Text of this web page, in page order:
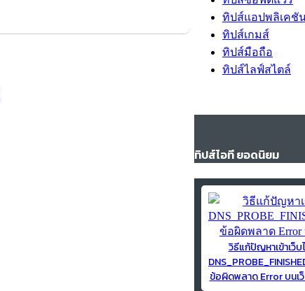
ทิปส์แอปพลิเคชั
ทิปส์เกมส์
ทิปส์มือถือ
ทิปส์ไลฟ์สไตล์
ทิปส์ไอที ยอดนิยม
วิธีแก้ปัญหาเข้าเว็บ
ข้อผิดพลาด Error บนเว็